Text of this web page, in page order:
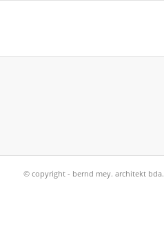
© copyright - bernd mey. architekt bda.